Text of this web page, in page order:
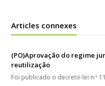
Articles connexes
(PO)Aprovação do regime
reutilização
Foi publicado o decreto-lei n.º